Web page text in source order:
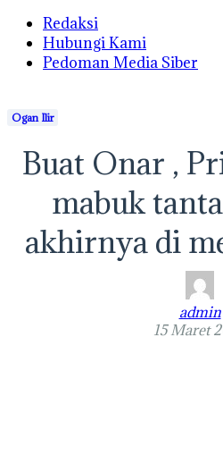
Redaksi
Hubungi Kami
Pedoman Media Siber
Ogan Ilir
Buat Onar ,
mabuk
akhirnya di
admin
15 Maret